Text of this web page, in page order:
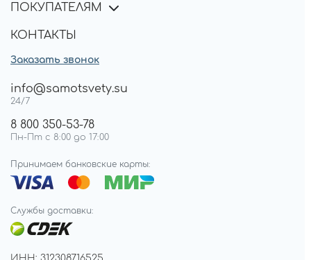
ПОКУПАТЕЛЯМ
КОНТАКТЫ
Заказать звонок
info@samotsvety.su
24/7
8 800 350-53-78
Пн-Пт с 8:00 до 17:00
Принимаем банковские карты:
Службы доставки: